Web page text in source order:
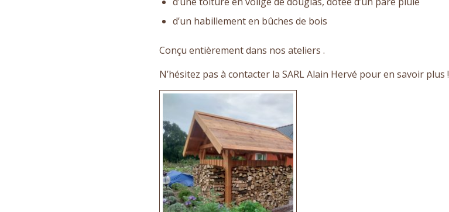
d’un habillement en bûches de bois
Conçu entièrement dans nos ateliers .
N’hésitez pas à contacter la SARL Alain Hervé pour en savoir plus !